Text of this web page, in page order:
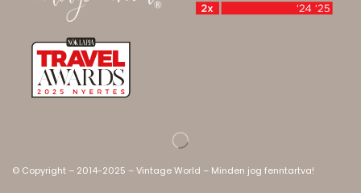
© Copyright – 2014-2025 – Vintage World – Minden jog fenntartva!